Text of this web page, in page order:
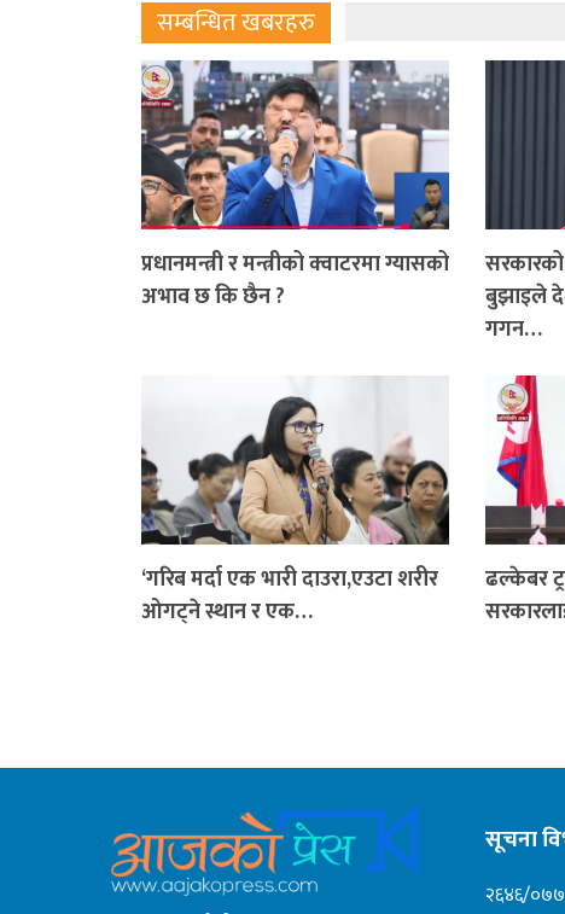
सम्बन्धित खबरहरु
प्रधानमन्त्री र मन्त्रीको क्वाटरमा ग्यासको
अभाव छ कि छैन ?
बुझाइले
गगन…
‘गरिब मर्दा एक भारी दाउरा,एउटा शरीर
ओगट्ने स्थान र एक…
ढल्केबर
सूचना
२६४६/